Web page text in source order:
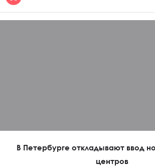
В Петербурге откладывают ввод
центров